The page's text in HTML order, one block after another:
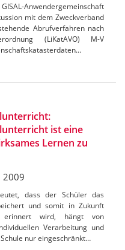
Anwendergemeinschaft
mit dem Zweckverband
Abrufverfahren nach
(LiKatAVO) M-V
ist eine
Lernen zu
2009
dass der Schüler das
und somit in Zukunft
erinnert wird, hängt von
Verarbeitung und
nur eingeschränkt…